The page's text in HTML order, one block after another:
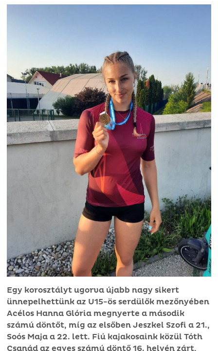
Egy korosztályt ugorva újabb nagy sikert
ünnepelhettünk az U15-ös serdülők mezőnyében
Acélos Hanna Glória megnyerte a második
számú döntőt, míg az elsőben Jeszkel Szofi a 21.,
Soós Maja a 22. lett. Fiú kajakosaink közül Tóth
Csanád az egyes számú döntő 16. helyén zárt,